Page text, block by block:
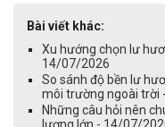
Bài viết khác:
Xu hướng chọn lư
14/07/2026
So sánh độ bền lư
môi trường ngoài trời
Những câu hỏi nên